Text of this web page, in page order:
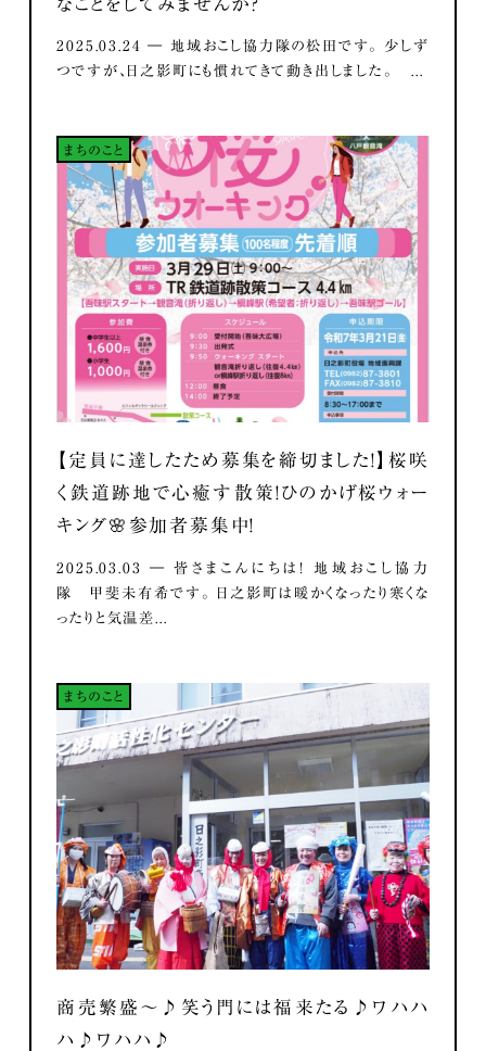
2025.03.24 ― 地域おこし協力隊の松田です。 少しず
つですが、日之影町にも慣れてきて動き出しました。 ...
まちのこと
【定員に達したため募集を締切ました！】桜咲
く鉄道跡地で心癒す散策！ひのかげ桜ウォー
キング🌸参加者募集中！
2025.03.03 ― 皆さまこんにちは！ 地域おこし協力
隊 甲斐未有希です。 日之影町は暖かくなったり寒くな
ったりと気温差...
まちのこと
商売繁盛～♪笑う門には福来たる♪ワハハ
ハ♪ワハハ♪